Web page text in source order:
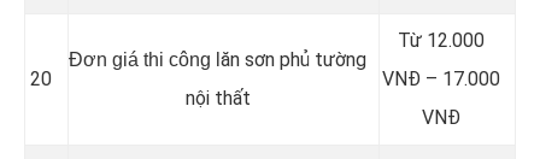
20
Đơn giá thi công l ăn sơn phủ tường
nội thất
Từ 12.000
VNĐ – 17.000
VNĐ